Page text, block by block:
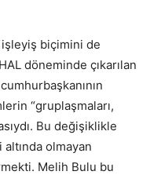
biçimini de
döneminde çıkarılan
“gruplaşmaları,
Bu değişiklikle
olmayan
Melih Bulu bu